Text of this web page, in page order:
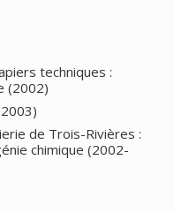
wood biomass
Bioenergy, 124,
É., « Prelimnary
nanocellulose and
glazing »,
4157-4170.
techniques :
(2002)
de Trois-Rivières :
chimique (2002-